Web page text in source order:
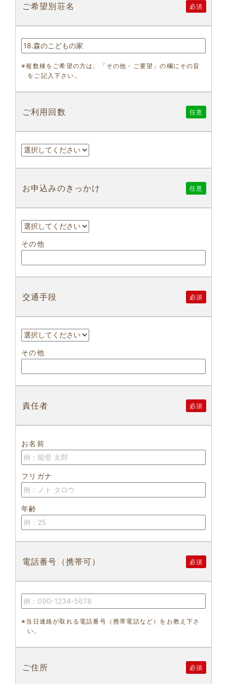
ご希望別荘名 必須
※複数棟をご希望の方は、「その他・ご要望」の欄にその旨
をご記入下さい。
ご利用回数 任意
お申込みのきっかけ 任意
その他
交通手段 必須
その他
責任者 必須
お名前
フリガナ
年齢
電話番号（携帯可） 必須
※当日連絡が取れる電話番号（携帯電話など）をお教え下さ
い。
ご住所 必須